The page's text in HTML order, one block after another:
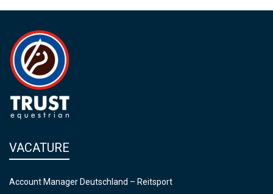
VACATURE
Account Manager Deutschland – Reitsport